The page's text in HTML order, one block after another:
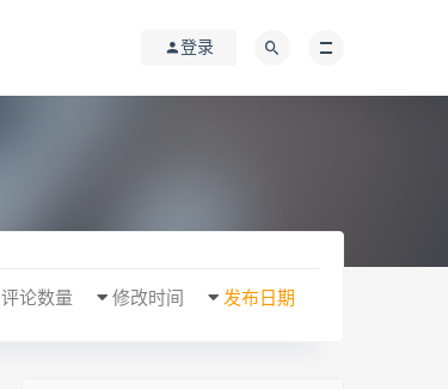
登录
发布日期
修改时间
评论数量